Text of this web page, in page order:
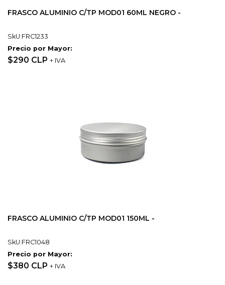
FRASCO ALUMINIO C/TP MOD01 60ML NEGRO -
SkU:FRC1233
Precio por Mayor:
$290 CLP + IVA
FRASCO ALUMINIO C/TP MOD01 150ML -
SkU:FRC1048
Precio por Mayor:
$380 CLP + IVA